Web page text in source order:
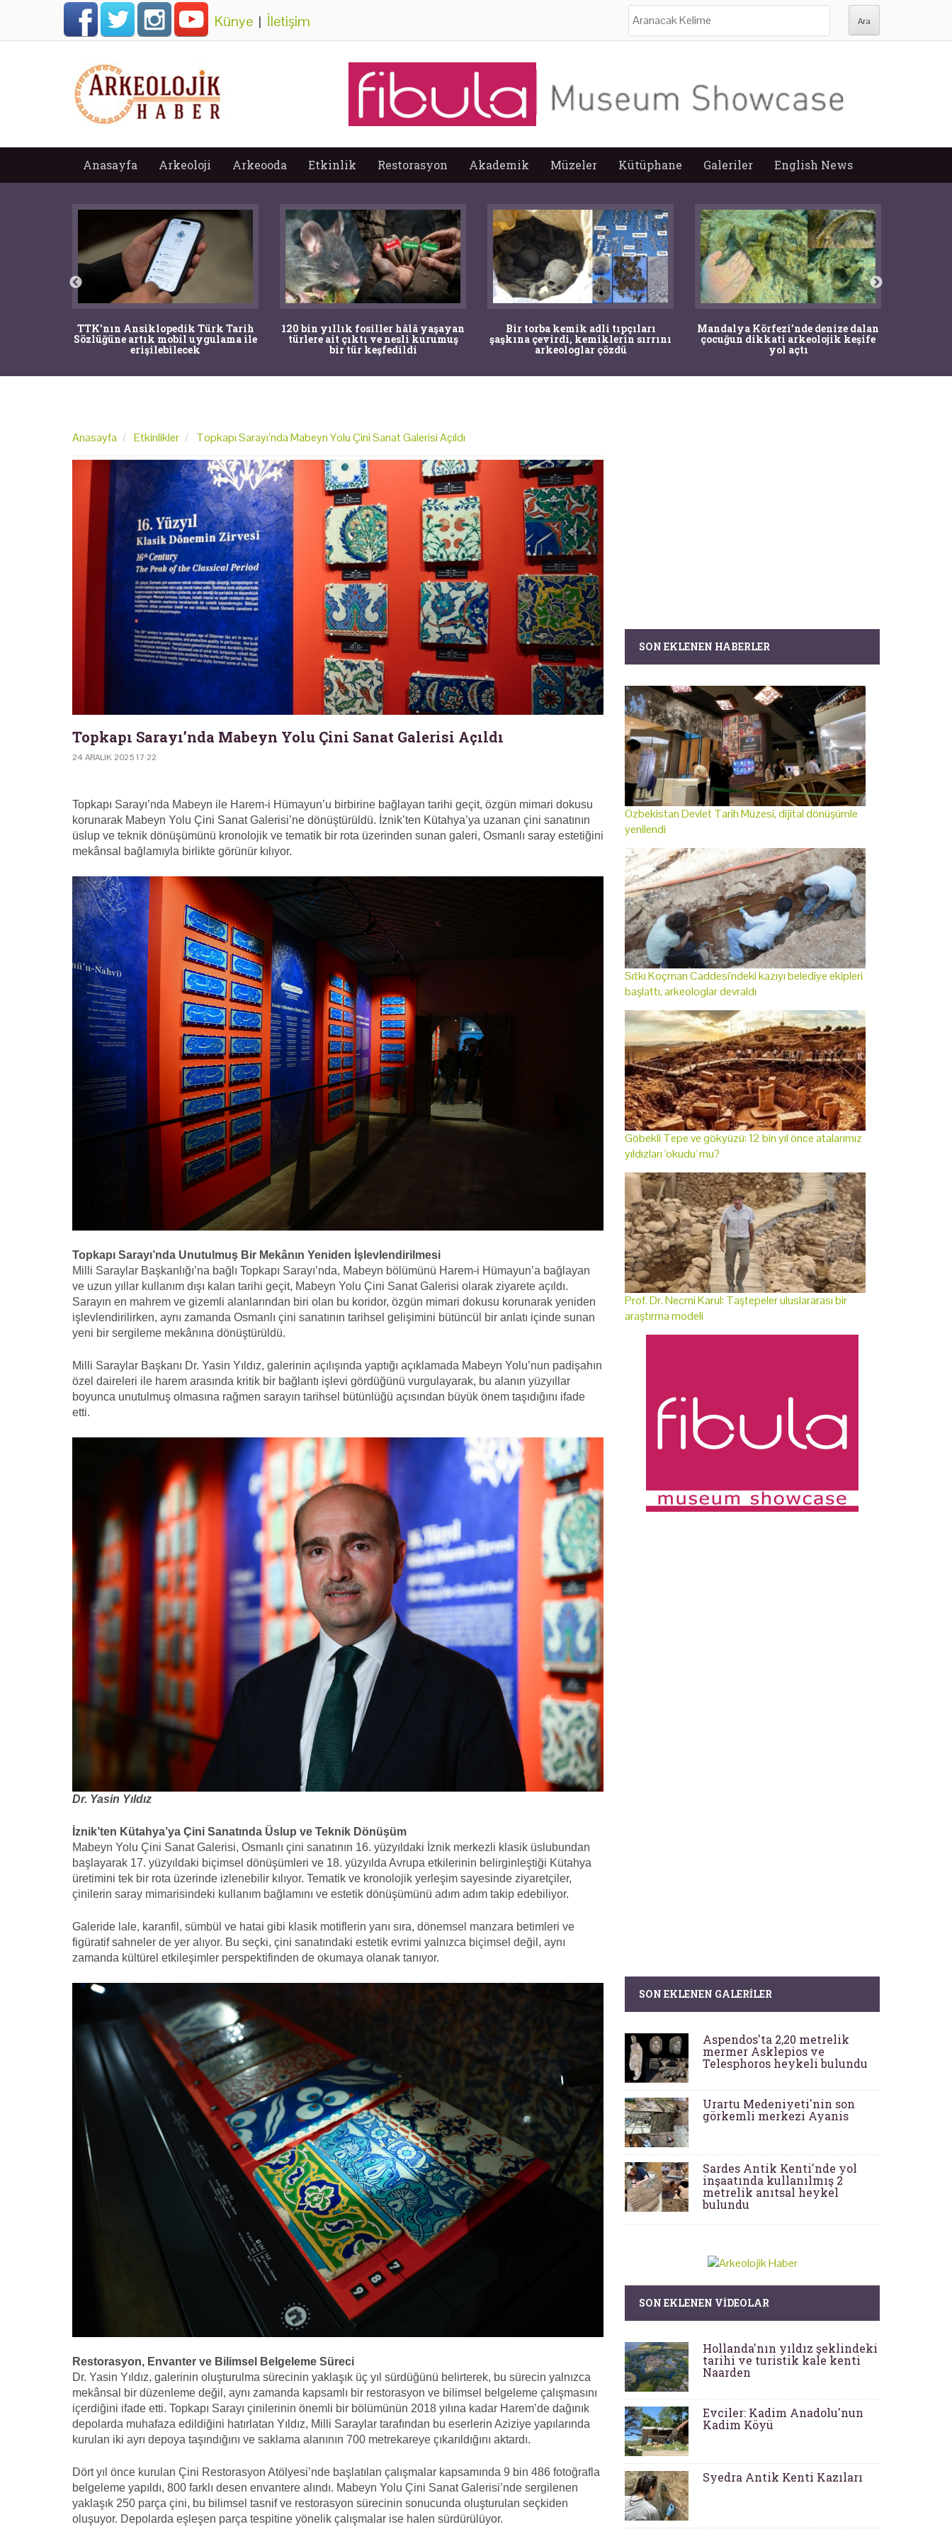
Künye | İletişim
Anasayfa Arkeoloji Arkeooda Etkinlik Restorasyon Akademik Müzeler Kütüphane Galeriler English News
TTK'nın Ansiklopedik Türk Tarih
Sözlüğüne artık mobil uygulama ile
erişilebilecek
120 bin yıllık fosiller hâlâ yaşayan
türlere ait çıktı ve nesli kurumuş
bir tür keşfedildi
Bir torba kemik adli tıpçıları
şaşkına çevirdi, kemiklerin sırrını
arkeologlar çözdü
Mandalya Körfezi’nde denize dalan
çocuğun dikkati arkeolojik keşife
yol açtı
Anasayfa Etkinlikler Topkapı Sarayı’nda Mabeyn Yolu Çini Sanat Galerisi Açıldı
Topkapı Sarayı’nda Mabeyn Yolu Çini Sanat Galerisi Açıldı
24 ARALIK 2025 17:22
Topkapı Sarayı’nda Mabeyn ile Harem-i Hümayun’u birbirine bağlayan tarihi geçit, özgün mimari dokusu
korunarak Mabeyn Yolu Çini Sanat Galerisi’ne dönüştürüldü. İznik’ten Kütahya’ya uzanan çini sanatının
üslup ve teknik dönüşümünü kronolojik ve tematik bir rota üzerinden sunan galeri, Osmanlı saray estetiğini
mekânsal bağlamıyla birlikte görünür kılıyor.
Topkapı Sarayı’nda Unutulmuş Bir Mekânın Yeniden İşlevlendirilmesi
Milli Saraylar Başkanlığı’na bağlı Topkapı Sarayı’nda, Mabeyn bölümünü Harem-i Hümayun’a bağlayan
ve uzun yıllar kullanım dışı kalan tarihi geçit, Mabeyn Yolu Çini Sanat Galerisi olarak ziyarete açıldı.
Sarayın en mahrem ve gizemli alanlarından biri olan bu koridor, özgün mimari dokusu korunarak yeniden
işlevlendirilirken, aynı zamanda Osmanlı çini sanatının tarihsel gelişimini bütüncül bir anlatı içinde sunan
yeni bir sergileme mekânına dönüştürüldü.
Milli Saraylar Başkanı Dr. Yasin Yıldız, galerinin açılışında yaptığı açıklamada Mabeyn Yolu’nun padişahın
özel daireleri ile harem arasında kritik bir bağlantı işlevi gördüğünü vurgulayarak, bu alanın yüzyıllar
boyunca unutulmuş olmasına rağmen sarayın tarihsel bütünlüğü açısından büyük önem taşıdığını ifade
etti.
Dr. Yasin Yıldız
İznik’ten Kütahya’ya Çini Sanatında Üslup ve Teknik Dönüşüm
Mabeyn Yolu Çini Sanat Galerisi, Osmanlı çini sanatının 16. yüzyıldaki İznik merkezli klasik üslubundan
başlayarak 17. yüzyıldaki biçimsel dönüşümleri ve 18. yüzyılda Avrupa etkilerinin belirginleştiği Kütahya
üretimini tek bir rota üzerinde izlenebilir kılıyor. Tematik ve kronolojik yerleşim sayesinde ziyaretçiler,
çinilerin saray mimarisindeki kullanım bağlamını ve estetik dönüşümünü adım adım takip edebiliyor.
Galeride lale, karanfil, sümbül ve hatai gibi klasik motiflerin yanı sıra, dönemsel manzara betimleri ve
figüratif sahneler de yer alıyor. Bu seçki, çini sanatındaki estetik evrimi yalnızca biçimsel değil, aynı
zamanda kültürel etkileşimler perspektifinden de okumaya olanak tanıyor.
Restorasyon, Envanter ve Bilimsel Belgeleme Süreci
Dr. Yasin Yıldız, galerinin oluşturulma sürecinin yaklaşık üç yıl sürdüğünü belirterek, bu sürecin yalnızca
mekânsal bir düzenleme değil, aynı zamanda kapsamlı bir restorasyon ve bilimsel belgeleme çalışmasını
içerdiğini ifade etti. Topkapı Sarayı çinilerinin önemli bir bölümünün 2018 yılına kadar Harem’de dağınık
depolarda muhafaza edildiğini hatırlatan Yıldız, Milli Saraylar tarafından bu eserlerin Aziziye yapılarında
kurulan iki ayrı depoya taşındığını ve saklama alanının 700 metrekareye çıkarıldığını aktardı.
Dört yıl önce kurulan Çini Restorasyon Atölyesi’nde başlatılan çalışmalar kapsamında 9 bin 486 fotoğrafla
belgeleme yapıldı, 800 farklı desen envantere alındı. Mabeyn Yolu Çini Sanat Galerisi’nde sergilenen
yaklaşık 250 parça çini, bu bilimsel tasnif ve restorasyon sürecinin sonucunda oluşturulan seçkiden
oluşuyor. Depolarda eşleşen parça tespitine yönelik çalışmalar ise halen sürdürülüyor.
SON EKLENEN HABERLER
Özbekistan Devlet Tarih Müzesi, dijital dönüşümle
yenilendi
Sıtkı Koçman Caddesi'ndeki kazıyı belediye ekipleri
başlattı, arkeologlar devraldı
Göbekli Tepe ve gökyüzü: 12 bin yıl önce atalarımız
yıldızları 'okudu' mu?
Prof. Dr. Necmi Karul: Taştepeler uluslararası bir
araştırma modeli
SON EKLENEN GALERILER
Aspendos'ta 2,20 metrelik
mermer Asklepios ve
Telesphoros heykeli bulundu
Urartu Medeniyeti'nin son
görkemli merkezi Ayanis
Sardes Antik Kenti'nde yol
inşaatında kullanılmış 2
metrelik anıtsal heykel
bulundu
SON EKLENEN VIDEOLAR
Hollanda'nın yıldız şeklindeki
tarihi ve turistik kale kenti
Naarden
Evciler: Kadim Anadolu'nun
Kadim Köyü
Syedra Antik Kenti Kazıları